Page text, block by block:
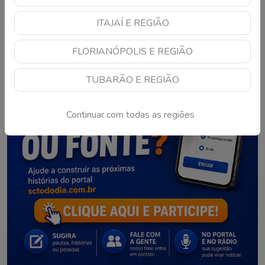
ITAJAÍ E REGIÃO
FLORIANÓPOLIS E REGIÃO
TUBARÃO E REGIÃO
Continuar com todas as regiões